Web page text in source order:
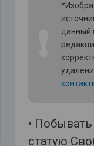
данный
•
статую